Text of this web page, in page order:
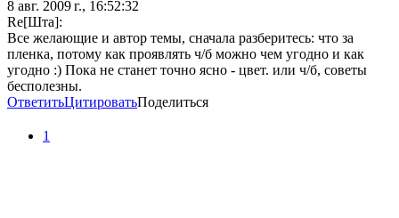
8 авг. 2009 г., 16:52:32
Re[Шта]:
Все желающие и автор темы, сначала разберитесь: что за
пленка, потому как проявлять ч/б можно чем угодно и как
угодно :) Пока не станет точно ясно - цвет. или ч/б, советы
бесполезны.
ОтветитьЦитироватьПоделиться
1